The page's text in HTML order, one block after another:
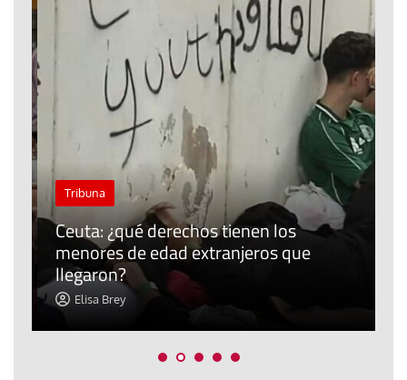
Tribuna
Ceuta: ¿qué derechos tienen los
menores de edad extranjeros que
llegaron?
Elisa Brey